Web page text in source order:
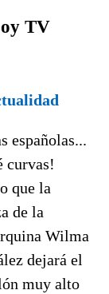
TV
españolas...
curvas!
que la
de la
Wilma
dejará el
muy alto